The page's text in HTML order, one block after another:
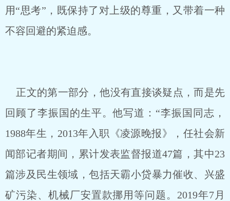
用“思考”，既保持了对上级的尊重，又带着一种
不容回避的紧迫感。
正文的第一部分，他没有直接谈疑点，而是先
回顾了李振国的生平。他写道：“李振国同志，
1988年生，2013年入职《凌源晚报》，任社会新
闻部记者期间，累计发表监督报道47篇，其中23
篇涉及民生领域，包括天霸小贷暴力催收、兴盛
矿污染、机械厂安置款挪用等问题。2019年7月